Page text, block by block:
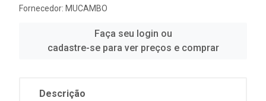
Fornecedor: MUCAMBO
Faça seu login ou
cadastre-se para ver preços e comprar
Descrição